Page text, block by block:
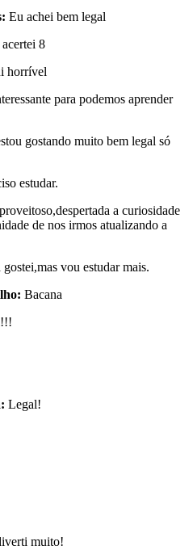
Eu achei bem legal
8
horrível
para podemos aprender
gostando muito bem legal só
estudar.
a curiosidade
de nos irmos atualizando a
vou estudar mais.
Bacana
Legal!
muito!